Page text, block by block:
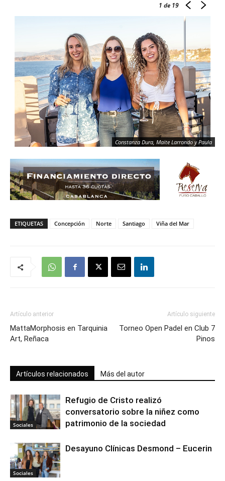
1 de 19
Constanza Dura, Maite Larrondo y Paula
ETIQUETAS Concepción Norte Santiago Viña del Mar
Artículo anterior
MattaMorphosis en Tarquinia
Art, Reñaca
Artículo siguiente
Torneo Open Padel en Club 7
Pinos
Artículos relacionados Más del autor
Sociales
Refugio de Cristo realizó
conversatorio sobre la niñez como
patrimonio de la sociedad
Sociales
Desayuno Clínicas Desmond – Eucerin